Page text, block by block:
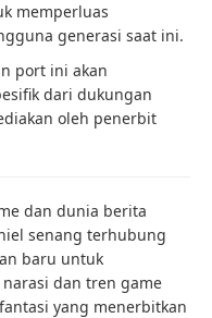
memperluas
generasi saat ini.
port ini akan
dari dukungan
oleh penerbit
dan dunia berita
senang terhubung
baru untuk
dan tren game
yang menerbitkan